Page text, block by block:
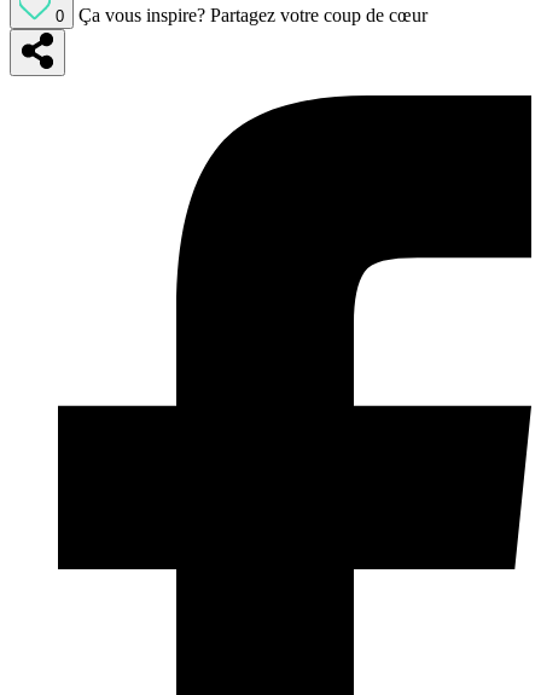
0 Ça vous inspire? Partagez votre coup de cœur